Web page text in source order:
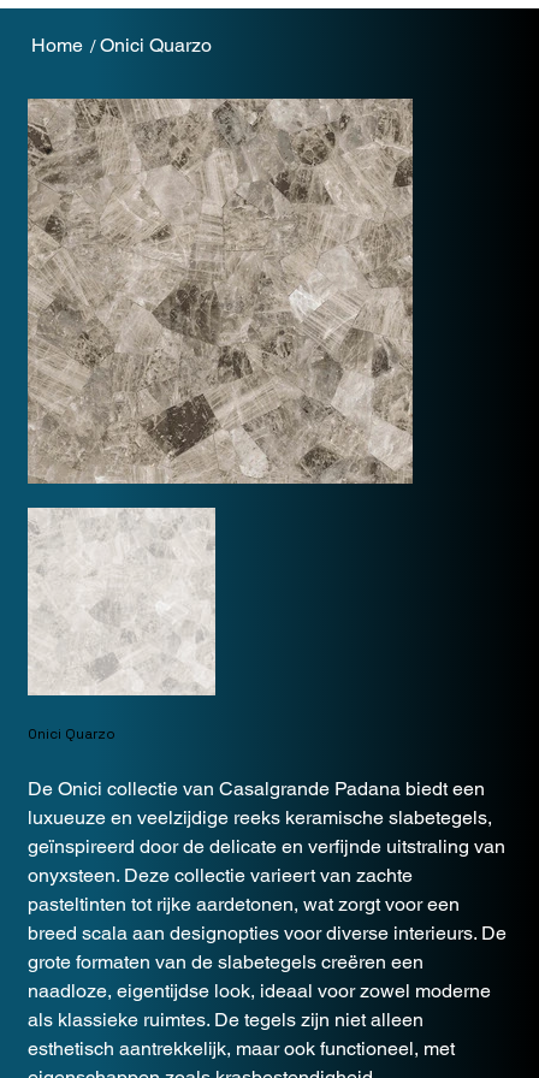
Home /Onici Quarzo
Onici Quarzo
De Onici collectie van Casalgrande Padana biedt een
luxueuze en veelzijdige reeks keramische slabetegels,
geïnspireerd door de delicate en verfijnde uitstraling van
onyxsteen. Deze collectie varieert van zachte
pasteltinten tot rijke aardetonen, wat zorgt voor een
breed scala aan designopties voor diverse interieurs. De
grote formaten van de slabetegels creëren een
naadloze, eigentijdse look, ideaal voor zowel moderne
als klassieke ruimtes. De tegels zijn niet alleen
esthetisch aantrekkelijk, maar ook functioneel, met